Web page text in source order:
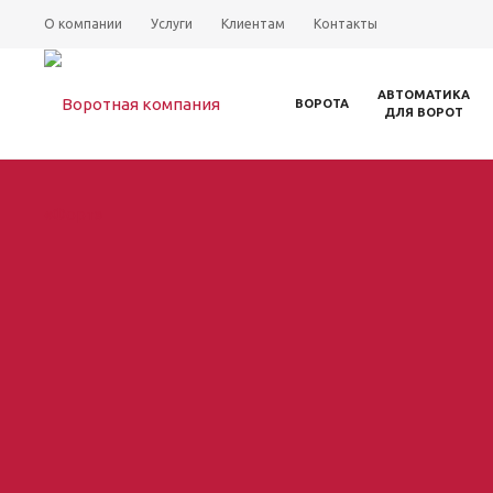
О компании Услуги Клиентам Контакты
ВОРОТА
АВТОМАТИКА
ДЛЯ ВОРОТ